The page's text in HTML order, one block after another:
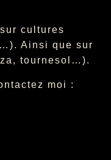
cultures
Ainsi que sur
tournesol…).
moi :